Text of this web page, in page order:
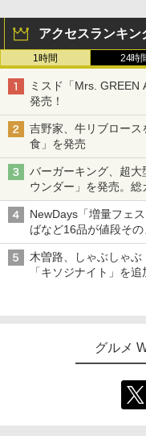
アクセスランキン
1時間 24時
ミスド「Mrs. GREEN
発売！
吉野家、牛リブロー
食」を発売
バーガーキング、超
ウンダー」を発売。総
NewDays「増量フェ
ばなど16品が値段そ
木曽路、しゃぶしゃ
「キソジナイト」を
グルメ